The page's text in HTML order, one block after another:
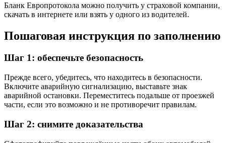
Бланк Европротокола можно получить у страховой компании,
скачать в интернете или взять у одного из водителей.
Пошаговая инструкция по заполнению
Шаг 1: обеспечьте безопасность
Прежде всего, убедитесь, что находитесь в безопасности.
Включите аварийную сигнализацию, выставьте знак
аварийной остановки. Переместитесь подальше от проезжей
части, если это возможно и не противоречит правилам.
Шаг 2: снимите доказательства